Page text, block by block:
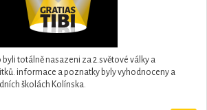
totálně nasazeni za 2.světové války a
informace a poznatky byly vyhodnoceny a
školách Kolínska.